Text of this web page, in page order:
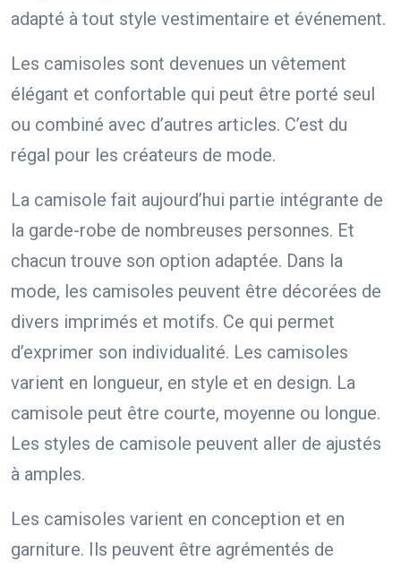
adapté à tout style vestimentaire et événement.
Les camisoles sont devenues un vêtement
élégant et confortable qui peut être porté seul
ou combiné avec d’autres articles. C’est du
régal pour les créateurs de mode.
La camisole fait aujourd’hui partie intégrante de
la garde-robe de nombreuses personnes. Et
chacun trouve son option adaptée. Dans la
mode, les camisoles peuvent être décorées de
divers imprimés et motifs. Ce qui permet
d’exprimer son individualité. Les camisoles
varient en longueur, en style et en design. La
camisole peut être courte, moyenne ou longue.
Les styles de camisole peuvent aller de ajustés
à amples.
Les camisoles varient en conception et en
garniture. Ils peuvent être agrémentés de